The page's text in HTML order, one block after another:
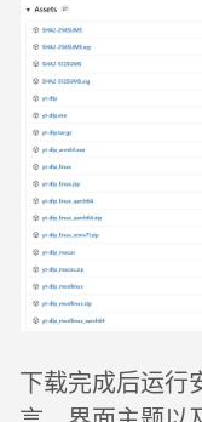
下载完成后运行